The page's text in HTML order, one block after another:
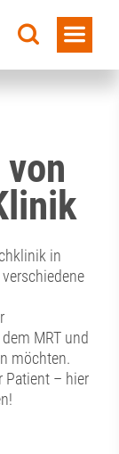
in
MRT und
möchten.
Patient – hier